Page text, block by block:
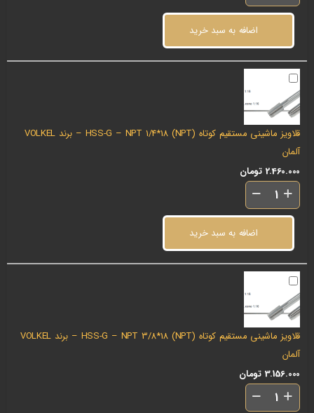
اضافه به سبد خرید
قلاویز ماشینی مستقیم کوتاه (NPT) HSS-G – NPT 1/4*18 – برند VOLKEL
آلمان
2.460.000 تومان
اضافه به سبد خرید
قلاویز ماشینی مستقیم کوتاه (NPT) HSS-G – NPT 3/8*18 – برند VOLKEL
آلمان
3.156.000 تومان